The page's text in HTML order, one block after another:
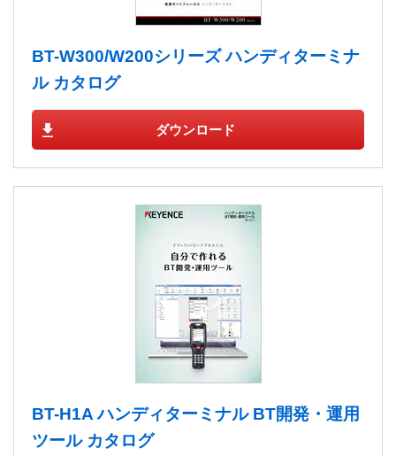
BT-W300/W200シリーズ ハンディターミナ
ル カタログ
ダウンロード
BT-H1A ハンディターミナル BT開発・運用
ツール カタログ